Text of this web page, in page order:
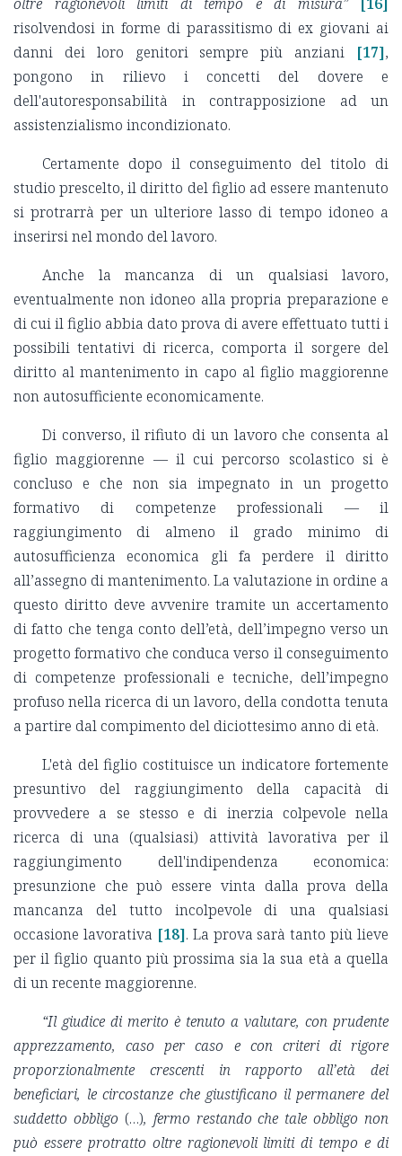
risolvendosi in forme di parassitismo di ex giovani ai
danni dei loro genitori sempre più anziani
[17],
pongono in rilievo i concetti del dovere e
dell'autoresponsabilità in contrapposizione ad un
assistenzialismo incondizionato.
Certamente dopo il conseguimento del titolo di
studio prescelto, il diritto del figlio ad essere mantenuto
si protrarrà per un ulteriore lasso di tempo idoneo a
inserirsi nel mondo del lavoro.
Anche la mancanza di un qualsiasi lavoro,
eventualmente non idoneo alla propria preparazione e
di cui il figlio abbia dato prova di avere effettuato tutti i
possibili tentativi di ricerca, comporta il sorgere del
diritto al mantenimento in capo al figlio maggiorenne
non autosufficiente economicamente.
Di converso, il rifiuto di un lavoro che consenta al
figlio maggiorenne — il cui percorso scolastico si è
concluso e che non sia impegnato in un progetto
formativo di competenze professionali — il
raggiungimento di almeno il grado minimo di
autosufficienza economica gli fa perdere il diritto
all’assegno di mantenimento. La valutazione in ordine a
questo diritto deve avvenire tramite un accertamento
di fatto che tenga conto dell’età, dell’impegno verso un
progetto formativo che conduca verso il conseguimento
di competenze professionali e tecniche, dell’impegno
profuso nella ricerca di un lavoro, della condotta tenuta
a partire dal compimento del diciottesimo anno di età.
L'età del figlio costituisce un indicatore fortemente
presuntivo del raggiungimento della capacità di
provvedere a se stesso e di inerzia colpevole nella
ricerca di una (qualsiasi) attività lavorativa per il
raggiungimento dell'indipendenza economica:
presunzione che può essere vinta dalla prova della
mancanza del tutto incolpevole di una qualsiasi
occasione lavorativa [18]. La prova sarà tanto più lieve
per il figlio quanto più prossima sia la sua età a quella
di un recente maggiorenne.
“Il giudice di merito è tenuto a valutare, con prudente
apprezzamento, caso per caso e con criteri di rigore
proporzionalmente crescenti in rapporto all’età dei
beneficiari, le circostanze che giustificano il permanere del
suddetto obbligo (…), fermo restando che tale obbligo non
può essere protratto oltre ragionevoli limiti di tempo e di